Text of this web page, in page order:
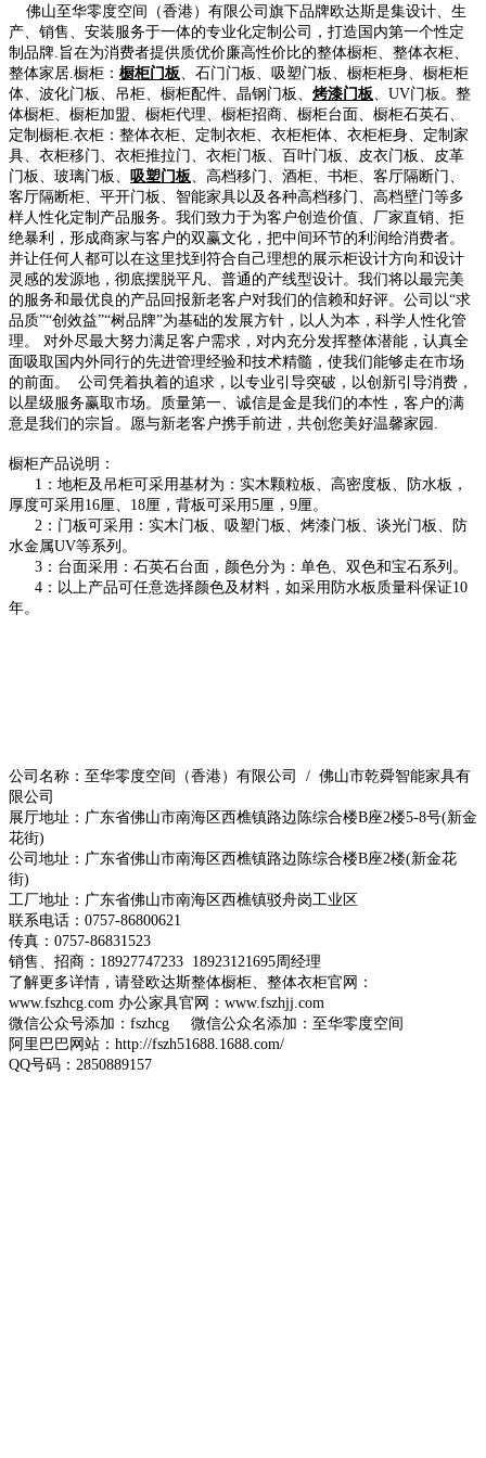
佛山至华零度空间（香港）有限公司旗下品牌欧达斯是集设计、生
产、销售、安装服务于一体的专业化定制公司，打造国内第一个性定
制品牌.旨在为消费者提供质优价廉高性价比的整体橱柜、整体衣柜、
整体家居.橱柜： 橱柜门板、石门门板、吸塑门板、橱柜柜身、橱柜柜
体、波化门板、吊柜、橱柜配件、晶钢门板、 烤漆门板、UV门板。整
体橱柜、橱柜加盟、橱柜代理、橱柜招商、橱柜台面、橱柜石英石、
定制橱柜.衣柜：整体衣柜、定制衣柜、衣柜柜体、衣柜柜身、定制家
具、衣柜移门、衣柜推拉门、衣柜门板、百叶门板、皮衣门板、皮革
门板、玻璃门板、 吸塑门板、高档移门、酒柜、书柜、客厅隔断门、
客厅隔断柜、平开门板、智能家具以及各种高档移门、高档壁门等多
样人性化定制产品服务。我们致力于为客户创造价值、厂家直销、拒
绝暴利，形成商家与客户的双赢文化，把中间环节的利润给消费者。
并让任何人都可以在这里找到符合自己理想的展示柜设计方向和设计
灵感的发源地，彻底摆脱平凡、普通的产线型设计。我们将以最完美
的服务和最优良的产品回报新老客户对我们的信赖和好评。公司以“求
品质”“创效益”“树品牌”为基础的发展方针，以人为本，科学人性化管
理。 对外尽最大努力满足客户需求，对内充分发挥整体潜能，认真全
面吸取国内外同行的先进管理经验和技术精髓，使我们能够走在市场
的前面。 公司凭着执着的追求，以专业引导突破，以创新引导消费，
以星级服务赢取市场。质量第一、诚信是金是我们的本性，客户的满
意是我们的宗旨。愿与新老客户携手前进，共创您美好温馨家园.
橱柜产品说明：
1：地柜及吊柜可采用基材为：实木颗粒板、高密度板、防水板，
厚度可采用16厘、18厘，背板可采用5厘，9厘。
2：门板可采用：实木门板、吸塑门板、烤漆门板、谈光门板、防
水金属UV等系列。
3：台面采用：石英石台面，颜色分为：单色、双色和宝石系列。
4：以上产品可任意选择颜色及材料，如采用防水板质量科保证10
年。
公司名称：至华零度空间（香港）有限公司 / 佛山市乾舜智能家具有
限公司
展厅地址：广东省佛山市南海区西樵镇路边陈综合楼B座2楼5-8号(新金
花街)
公司地址：广东省佛山市南海区西樵镇路边陈综合楼B座2楼(新金花
街)
工厂地址：广东省佛山市南海区西樵镇驳舟岗工业区
联系电话：0757-86800621
传真：0757-86831523
销售、招商：18927747233 18923121695周经理
了解更多详情，请登欧达斯整体橱柜、整体衣柜官网：
www.fszhcg.com 办公家具官网：www.fszhjj.com
微信公众号添加：fszhcg 微信公众名添加：至华零度空间
阿里巴巴网站：http://fszh51688.1688.com/
QQ号码：2850889157